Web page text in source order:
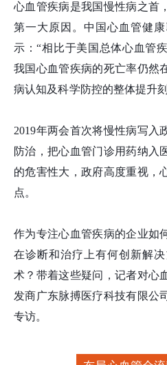
心血管疾病是我国慢性病之首
第一大原因。中国心血管健
示：“相比于美国总体心血管
我国心血管疾病的死亡率仍然
病认知及科学防控的整体提升
2019年两会首次将慢性病写入
防治，把心血管门诊用药纳入
的危害性大，政府高度重视，
点。
作为专注心血管疾病的企业如
在诊断和治疗上有何创新解
术？带着这些疑问，记者对心
发商广东脉搏医疗科技有限公
专访。